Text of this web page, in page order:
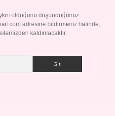
olduğunu düşündüğünüz
adresine bildirmeniz halinde,
kaldırılacaktır.